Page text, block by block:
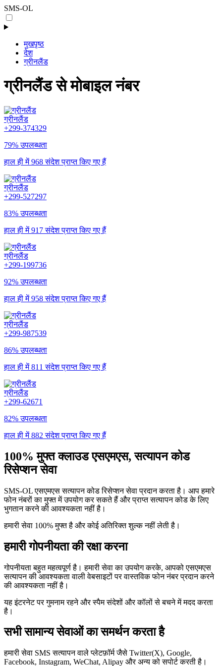
SMS-OL
मुखपृष्ठ
देश
ग्रीनलैंड
ग्रीनलैंड से मोबाइल नंबर
ग्रीनलैंड
+299-374329
79% उपलब्धता
हाल ही में 968 संदेश प्राप्त किए गए हैं
ग्रीनलैंड
+299-527297
83% उपलब्धता
हाल ही में 917 संदेश प्राप्त किए गए हैं
ग्रीनलैंड
+299-199736
92% उपलब्धता
हाल ही में 958 संदेश प्राप्त किए गए हैं
ग्रीनलैंड
+299-987539
86% उपलब्धता
हाल ही में 811 संदेश प्राप्त किए गए हैं
ग्रीनलैंड
+299-62671
82% उपलब्धता
हाल ही में 882 संदेश प्राप्त किए गए हैं
100% मुफ्त क्लाउड एसएमएस, सत्यापन कोड
रिसेप्शन सेवा
SMS-OL एसएमएस सत्यापन कोड रिसेप्शन सेवा प्रदान करता है। आप हमारे
फोन नंबरों का मुफ्त में उपयोग कर सकते हैं और प्राप्त सत्यापन कोड के लिए
भुगतान करने की आवश्यकता नहीं है।
हमारी सेवा 100% मुफ्त है और कोई अतिरिक्त शुल्क नहीं लेती है।
हमारी गोपनीयता की रक्षा करना
गोपनीयता बहुत महत्वपूर्ण है। हमारी सेवा का उपयोग करके, आपको एसएमएस
सत्यापन की आवश्यकता वाली वेबसाइटों पर वास्तविक फोन नंबर प्रदान करने
की आवश्यकता नहीं है।
यह इंटरनेट पर गुमनाम रहने और स्पैम संदेशों और कॉलों से बचने में मदद करता
है।
सभी सामान्य सेवाओं का समर्थन करता है
हमारी सेवा SMS सत्यापन वाले प्लेटफ़ॉर्म जैसे Twitter(X), Google,
Facebook, Instagram, WeChat, Alipay और अन्य को सपोर्ट करती है।